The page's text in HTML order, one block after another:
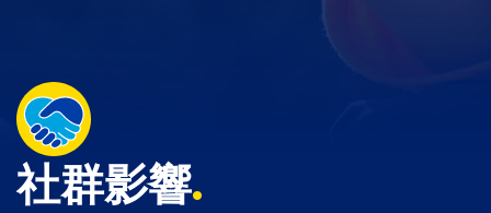
社群影響.